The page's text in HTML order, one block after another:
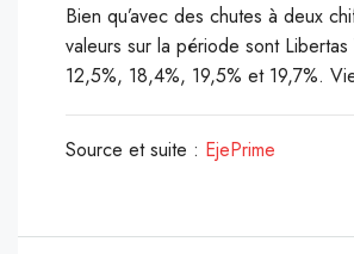
Bien qu’avec des chutes à deux
valeurs sur la période sont
12,5%, 18,4%, 19,5% et 19,7%.
Source et suite : EjePrime